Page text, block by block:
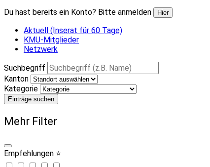
Du hast bereits ein Konto? Bitte anmelden
Hier
Aktuell (Inserat für 60 Tage)
KMU-Mitglieder
Netzwerk
Suchbegriff
Kanton
Kategorie
Einträge suchen
Mehr Filter
Empfehlungen ⭐